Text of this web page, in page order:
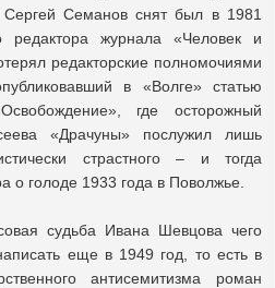
Сергей Семанов снят был в 1981
редактора журнала «Человек и
редакторские полномочиями
в «Волге» статью
где осторожный
«Драчуны» послужил лишь
страстного – и тогда
о голоде 1933 года в Поволжье.
судьба Ивана Шевцова чего
еще в 1949 год, то есть в
антисемитизма роман